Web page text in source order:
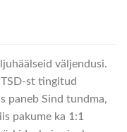
väljendusi.
st tingitud
paneb Sind tundma,
pakume ka 1:1